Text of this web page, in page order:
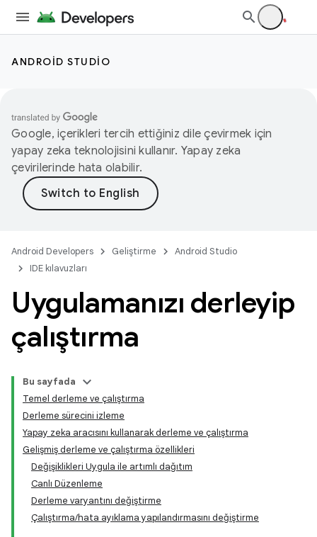
ANDROID STUDIO
Google, içerikleri tercih ettiğiniz dile çevirmek için
yapay zeka teknolojisini kullanır. Yapay zeka
çevirilerinde hata olabilir.
Android Developers Geliştirme
Android Studio
IDE kılavuzları
Uygulamanızı derleyip
çalıştırma
Bu sayfada
Temel derleme ve çalıştırma
Derleme sürecini izleme
Yapay zeka aracısını kullanarak derleme ve çalıştırma
Gelişmiş derleme ve çalıştırma özellikleri
Değişiklikleri Uygula ile artımlı dağıtım
Canlı Düzenleme
Derleme varyantını değiştirme
Çalıştırma/hata ayıklama yapılandırmasını değiştirme